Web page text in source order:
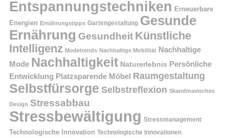
Entspannungstechniken Erneuerbare
Energien Ernährungstipps Gartengestaltung Gesunde
Ernährung Gesundheit Künstliche
Intelligenz Modetrends Nachhaltige Mobilität Nachhaltige
Mode Nachhaltigkeit Naturerlebnis Persönliche
Entwicklung Platzsparende Möbel Raumgestaltung
Selbstfürsorge Selbstreflexion Skandinavisches
Design Stressabbau
Stressbewältigung Stressmanagement
Technologische Innovation Technologische Innovationen